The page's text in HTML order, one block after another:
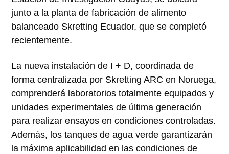
junto a la planta de fabricación de alimento
balanceado Skretting Ecuador, que se completó
recientemente.
La nueva instalación de I + D, coordinada de
forma centralizada por Skretting ARC en Noruega,
comprenderá laboratorios totalmente equipados y
unidades experimentales de última generación
para realizar ensayos en condiciones controladas.
Además, los tanques de agua verde garantizarán
la máxima aplicabilidad en las condiciones de